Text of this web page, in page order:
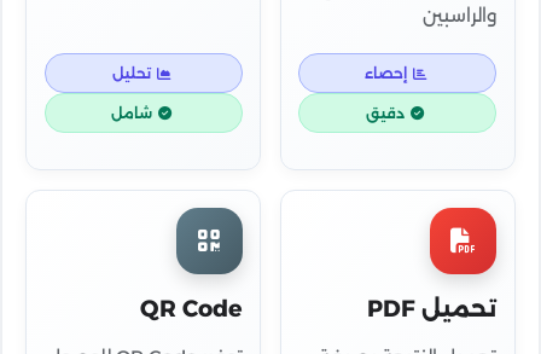
والراسبين
إحصاء
دقيق
تحليل
شامل
تحميل PDF QR Code